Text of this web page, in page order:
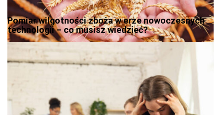
Pomiar wilgotności zboża w erze nowoczesnych
technologii – co musisz wiedzieć?